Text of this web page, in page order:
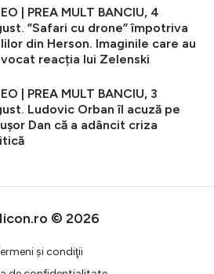
| PREA MULT BANCIU, 4
”Safari cu drone” împotriva
din Herson. Imaginile care au
reacția lui Zelenski
| PREA MULT BANCIU, 3
Ludovic Orban îl acuză pe
Dan că a adâncit criza
© 2026
şi condiţii